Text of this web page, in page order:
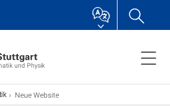
und Physik
Neue Website